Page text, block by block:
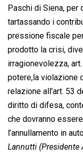
Paschi di Siena,
tartassando i
pressione fiscale
prodotto la crisi,
irragionevolezza,
potere,la violazione
relazione all’art. 53
diritto di difesa,
che dovranno
l’annullamento in
Lannutti (Presidente